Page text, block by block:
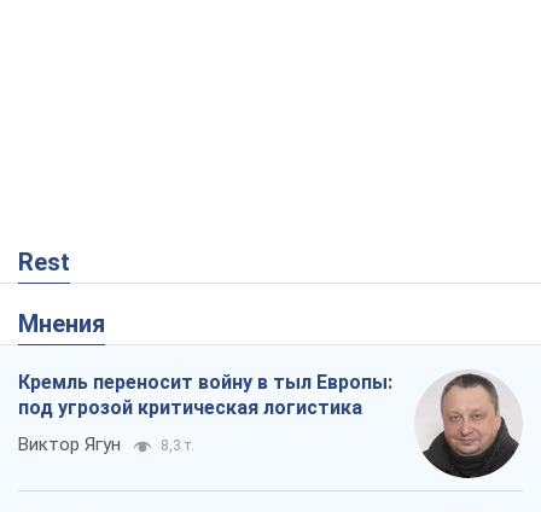
Rest
Мнения
Кремль переносит войну в тыл Европы:
под угрозой критическая логистика
Виктор Ягун 8,3 т.